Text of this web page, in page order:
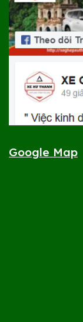
Google Map